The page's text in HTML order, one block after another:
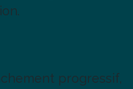
progressif,